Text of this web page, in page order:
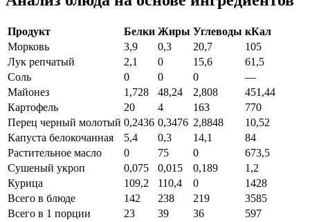
Продукт Белки Жиры Углеводы кКал
Морковь
3,9 0,3 20,7
105
Лук репчатый
2,1 0 15,6
61,5
Соль
0 0 0
—
Майонез
1,728 48,24 2,808
451,44
Картофель
20 4 163
770
Перец черный молотый 0,2436 0,3476 2,8848
10,52
Капуста белокочанная
5,4 0,3 14,1
84
Растительное масло
0 75 0
673,5
Сушеный укроп
0,075 0,015 0,189
1,2
Курица
109,2 110,4 0
1428
Всего в блюде
142 238 219
3585
Всего в 1 порции
23 39 36
597